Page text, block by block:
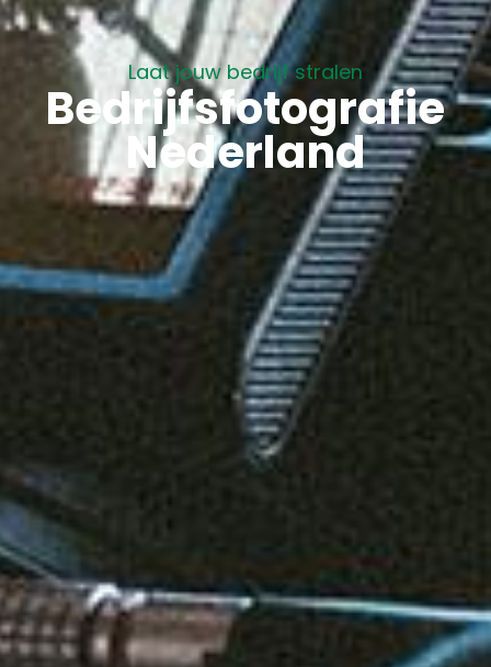
Laat jouw bedrijf stralen
Bedrijfsfotografie
Nederland